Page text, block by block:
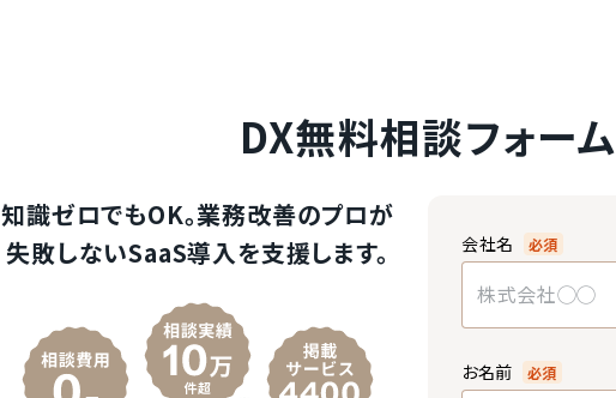
DX無料相談フォーム
知識ゼロでもOK。業務改善のプロが
失敗しないSaaS導入を支援します。
会社名 必須
お名前 必須